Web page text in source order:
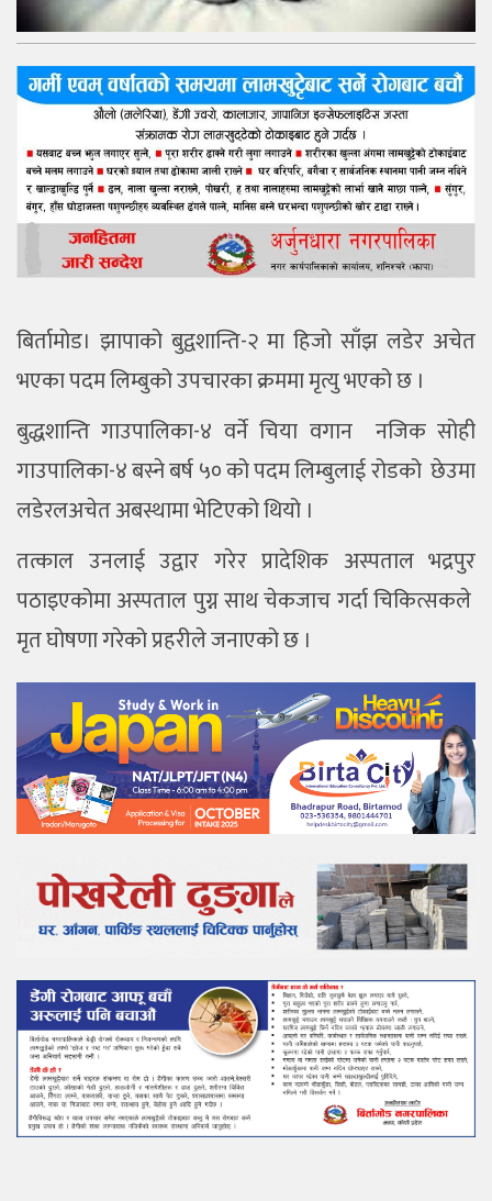
बिर्तामोड। झापाको बुद्वशान्ति-२ मा हिजो साँझ लडेर अचेत
भएका पदम लिम्बुको उपचारका क्रममा मृत्यु भएको छ ।
बुद्धशान्ति गाउपालिका-४ वर्ने चिया वगान नजिक सोही
गाउपालिका-४ बस्ने बर्ष ५० को पदम लिम्बुलाई रोडको छेउमा
लडेरलअचेत अबस्थामा भेटिएको थियो ।
तत्काल उनलाई उद्वार गरेर प्रादेशिक अस्पताल भद्रपुर
पठाइएकोमा अस्पताल पुग्न साथ चेकजाच गर्दा चिकित्सकले
मृत घोषणा गरेको प्रहरीले जनाएको छ ।